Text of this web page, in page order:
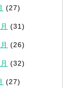
(27)
(31)
(26)
(32)
(27)